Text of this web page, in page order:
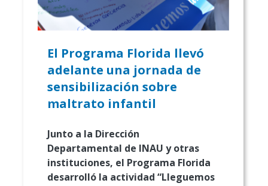
El Programa Florida llevó
adelante una jornada de
sensibilización sobre
maltrato infantil
Junto a la Dirección
Departamental de INAU y otras
instituciones, el Programa Florida
desarrolló la actividad “Lleguemos